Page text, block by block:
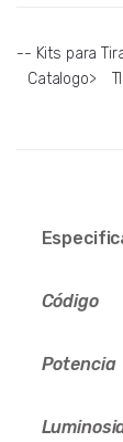
-- Kits para
Catalogo>
Código
Potencia